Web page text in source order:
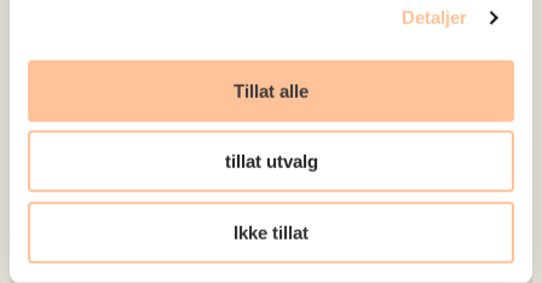
Detaljer
Tillat alle
tillat utvalg
Ikke tillat
Prosjekter
Seminarer og arrangementer
Meld deg på vårt nyhetsbrev